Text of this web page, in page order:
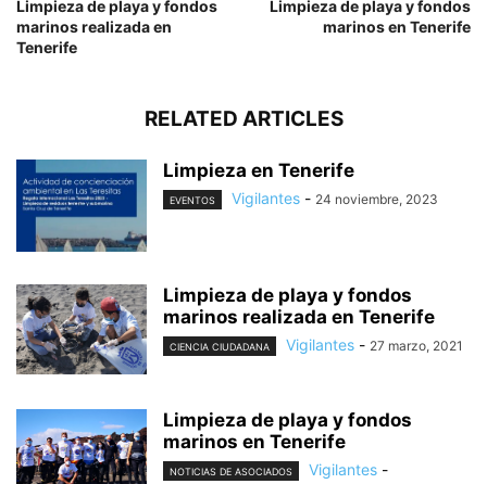
Limpieza de playa y fondos
marinos realizada en
Tenerife
Limpieza de playa y fondos
marinos en Tenerife
RELATED ARTICLES
Limpieza en Tenerife
EVENTOS Vigilantes - 24 noviembre, 2023
Limpieza de playa y fondos
marinos realizada en Tenerife
CIENCIA CIUDADANA Vigilantes - 27 marzo, 2021
Limpieza de playa y fondos
marinos en Tenerife
NOTICIAS DE ASOCIADOS Vigilantes -